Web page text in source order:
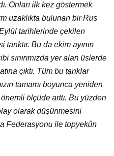
Onları ilk kez göstermek
uzaklıkta bulunan bir Rus
tarihlerinde çekilen
Bu da ekim ayının
sınırımızda yer alan üslerde
çıktı. Tüm bu tanklar
tamamı boyunca yeniden
ölçüde arttı. Bu yüzden
olarak düşünmesini
Federasyonu ile topyekûn